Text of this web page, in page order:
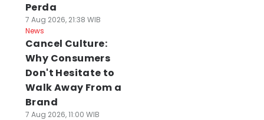
Perda
7 Aug 2026, 21:38 WIB
News
Cancel Culture:
Why Consumers
Don't Hesitate to
Walk Away From a
Brand
7 Aug 2026, 11:00 WIB